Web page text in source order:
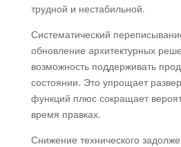
трудной и нестабильной.
Систематический
обновление архитектурных
возможность поддерживать
состоянии. Это упрощает
функций плюс сокращает
время правках.
Снижение технического